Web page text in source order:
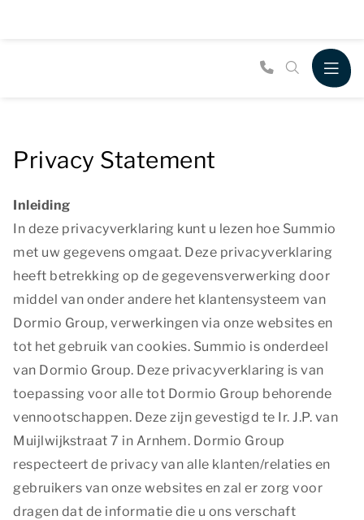
Privacy Statement
Inleiding
In deze privacyverklaring kunt u lezen hoe Summio
met uw gegevens omgaat. Deze privacyverklaring
heeft betrekking op de gegevensverwerking door
middel van onder andere het klantensysteem van
Dormio Group, verwerkingen via onze websites en
tot het gebruik van cookies. Summio is onderdeel
van Dormio Group. Deze privacyverklaring is van
toepassing voor alle tot Dormio Group behorende
vennootschappen. Deze zijn gevestigd te Ir. J.P. van
Muijlwijkstraat 7 in Arnhem. Dormio Group
respecteert de privacy van alle klanten/relaties en
gebruikers van onze websites en zal er zorg voor
dragen dat de informatie die u ons verschaft